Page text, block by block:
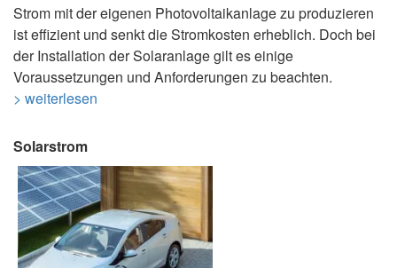
Strom mit der eigenen Photovoltaikanlage zu produzieren
ist effizient und senkt die Stromkosten erheblich. Doch bei
der Installation der Solaranlage gilt es einige
Voraussetzungen und Anforderungen zu beachten.
> weiterlesen
Solarstrom